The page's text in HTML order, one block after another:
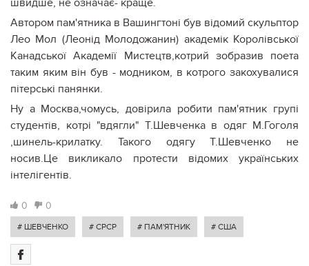
Автором пам'ятника в Вашингтоні був відомий скульптор
Лео Мол (Леонід Молодожанин) академік Королівської
Канадської Академії Мистецтв,котрий зобразив поета
таким яким він був - модником, в котрого закохувалися
пітерські панянки.
Ну а Москва,чомусь, довірила робити пам'ятник групі
студентів, котрі "вдягли" Т.Шевченка в одяг М.Гоголя
,шинель-крилатку. Такого одягу Т.Шевченко не
носив.Це викликало протести відомих українських
інтелігентів.
0 0
# ШЕВЧЕНКО # СРСР # ПАМ'ЯТНИК # США